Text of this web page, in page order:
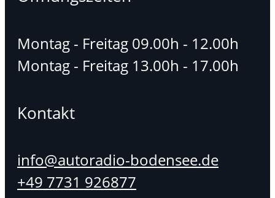
Montag - Freitag 09.00h - 12.00h
Montag - Freitag 13.00h - 17.00h
Kontakt
info@autoradio-bodensee.de
+49 7731 926877